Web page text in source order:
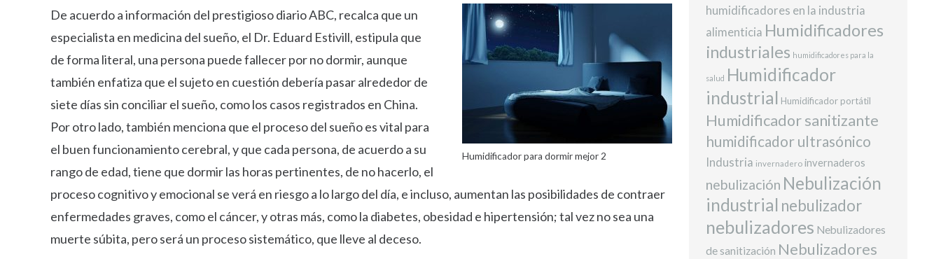
Humidificador para dormir mejor 2
De acuerdo a información del prestigioso diario ABC, recalca que un
especialista en medicina del sueño, el Dr. Eduard Estivill, estipula que
de forma literal, una persona puede fallecer por no dormir, aunque
también enfatiza que el sujeto en cuestión debería pasar alrededor de
siete días sin conciliar el sueño, como los casos registrados en China.
Por otro lado, también menciona que el proceso del sueño es vital para
el buen funcionamiento cerebral, y que cada persona, de acuerdo a su
rango de edad, tiene que dormir las horas pertinentes, de no hacerlo, el
proceso cognitivo y emocional se verá en riesgo a lo largo del día, e incluso, aumentan las posibilidades de contraer
enfermedades graves, como el cáncer, y otras más, como la diabetes, obesidad e hipertensión; tal vez no sea una
muerte súbita, pero será un proceso sistemático, que lleve al deceso.
humidificadores en la industria
alimenticia Humidificadores
industriales humidificadores para la
salud Humidificador
industrial Humidificador portátil
Humidificador sanitizante
humidificador ultrasónico
Industria invernadero invernaderos
nebulización Nebulización
industrial nebulizador
nebulizadores Nebulizadores
de sanitización Nebulizadores